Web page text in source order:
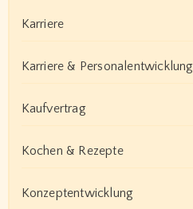
Karriere
Karriere & Personalentwicklung
Kaufvertrag
Kochen & Rezepte
Konzeptentwicklung